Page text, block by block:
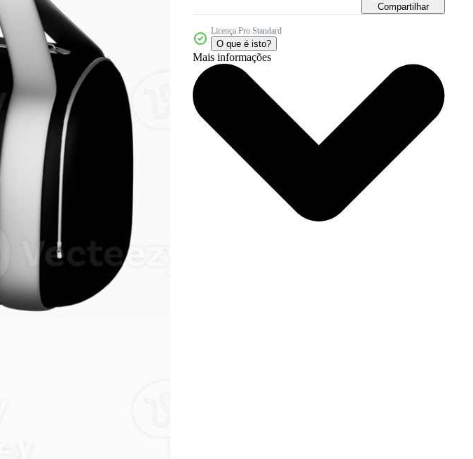
Compartilhar
Licença Pro Standard
O que é isto?
Mais informações